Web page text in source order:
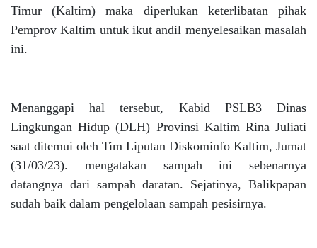
Timur (Kaltim) maka diperlukan keterlibatan pihak
Pemprov Kaltim untuk ikut andil menyelesaikan masalah
ini.
Menanggapi hal tersebut, Kabid PSLB3 Dinas
Lingkungan Hidup (DLH) Provinsi Kaltim Rina Juliati
saat ditemui oleh Tim Liputan Diskominfo Kaltim, Jumat
(31/03/23). mengatakan sampah ini sebenarnya
datangnya dari sampah daratan. Sejatinya, Balikpapan
sudah baik dalam pengelolaan sampah pesisirnya.